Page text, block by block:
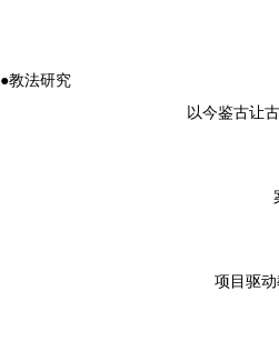
●教法研究
以今鉴古让
项目驱动